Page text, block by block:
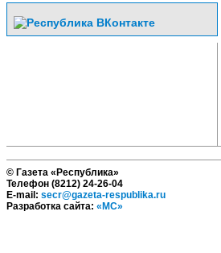
© Газета «Республика»
Телефон (8212) 24-26-04
E-mail: secr@gazeta-respublika.ru
Разработка сайта: «МС»